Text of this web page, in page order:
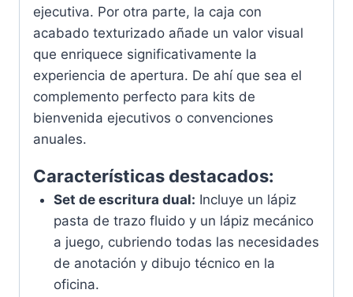
ejecutiva. Por otra parte, la caja con
acabado texturizado añade un valor visual
que enriquece significativamente la
experiencia de apertura. De ahí que sea el
complemento perfecto para kits de
bienvenida ejecutivos o convenciones
anuales.
Características destacados:
Set de escritura dual: Incluye un lápiz
pasta de trazo fluido y un lápiz mecánico
a juego, cubriendo todas las necesidades
de anotación y dibujo técnico en la
oficina.